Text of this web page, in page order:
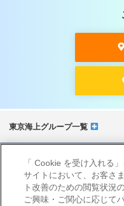
東京海上グループ一覧
サイトマップ
当サイトのご利用にあたって
勧誘方針
プライバシーポリシー（個人
「 Cookie を受け入れる
サイトにおいて、お客さ
ト改善のための閲覧状況
ご興味・ご関心に応じて